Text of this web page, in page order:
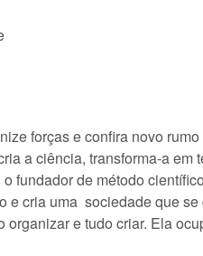
forças e confira novo
a ciência, transforma-a
fundador de método
cria uma sociedade que
e tudo criar. Ela